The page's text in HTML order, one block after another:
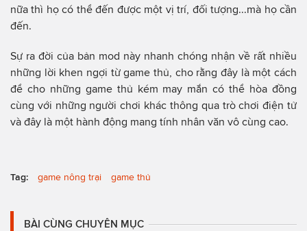
nữa thì họ có thể đến được một vị trí, đối tượng...mà họ cần
đến.
Sự ra đời của bản mod này nhanh chóng nhận về rất nhiều
những lời khen ngợi từ game thủ, cho rằng đây là một cách
để cho những game thủ kém may mắn có thể hòa đồng
cùng với những người chơi khác thông qua trò chơi điện tử
và đây là một hành động mang tính nhân văn vô cùng cao.
Tag: game nông trại game thủ
BÀI CÙNG CHUYÊN MỤC